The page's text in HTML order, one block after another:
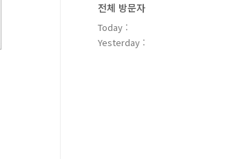
전체 방문자
Today :
Yesterday :